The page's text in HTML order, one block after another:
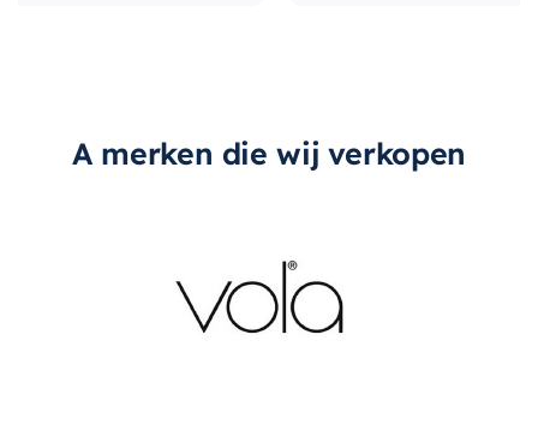
A merken die wij verkopen